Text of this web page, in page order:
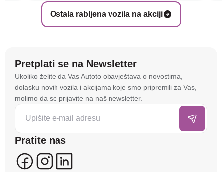
Ostala rabljena vozila na akciji
Pretplati se na Newsletter
Ukoliko želite da Vas Autoto obavještava o novostima,
dolasku novih vozila i akcijama koje smo pripremili za Vas,
molimo da se prijavite na naš newsletter.
Pratite nas
Na stranici
tehnologije kako bismo spremali i pristupali
informacijama na vašem uređaju. To nam omogućuje
da poboljšamo funkcionalnost stranice, analiziramo
posjećenost te prikazujemo personalizirane oglase i
sadržaje koji bi vas mogli zanimati. U tu svrhu mogu
se kreirati korisnički profili koji povezuju podatke s
više uređaja i web lokacija. Naši partneri također
koriste ove tehnologije.